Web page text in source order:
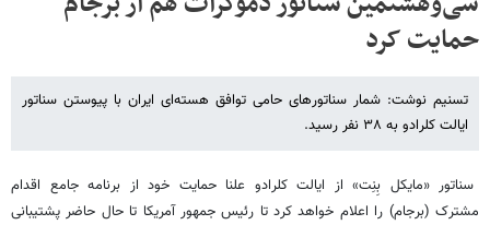
حمایت کرد
تسنیم نوشت: شمار سناتورهای حامی توافق هسته‌ای ایران با پیوستن سناتور
ایالت کلرادو به ۳۸ نفر رسید.
سناتور «مایکل بِنِت» از ایالت کلرادو علنا حمایت خود از برنامه جامع اقدام
مشترک (برجام) را اعلام خواهد کرد تا رئیس جمهور آمریکا تا حال حاضر پشتیبانی